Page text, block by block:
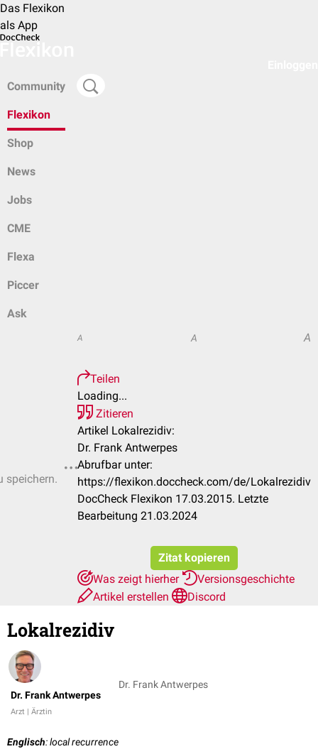
Das Flexikon
als App
Community
Flexikon
Shop
News
Jobs
CME
Flexa
Piccer
Ask
speichern.
A A A
Teilen
Loading...
Zitieren
Artikel Lokalrezidiv:
Dr. Frank Antwerpes
Abrufbar unter:
https://flexikon.doccheck.com/de/Lokalrezidiv
DocCheck Flexikon 17.03.2015. Letzte
Bearbeitung 21.03.2024
Zitat kopieren
Was zeigt hierher
Versionsgeschichte
Artikel erstellen
Discord
Lokalrezidiv
Dr. Frank Antwerpes
Arzt | Ärztin
Dr. Frank Antwerpes
Englisch: local recurrence